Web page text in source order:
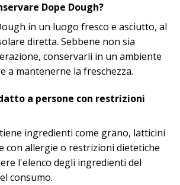
Dope Dough?
in un luogo fresco e asciutto, al
diretta. Sebbene non sia
conservarli in un ambiente
a mantenerne la freschezza.​
a persone con restrizioni
ingredienti come grano, latticini
con allergie o restrizioni dietetiche
l'elenco degli ingredienti del
consumo.​